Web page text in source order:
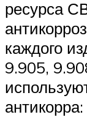
ресурса
каждого
9.905,
антикорра: